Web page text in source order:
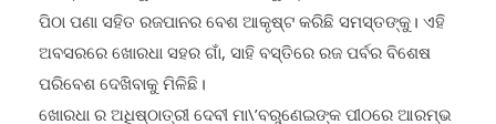
ସମସ୍ତେ ବେଶ ଧୁମଧାମରେ ପାଳନ କରୁଛନ୍ତି।
ପିଠା ପଣା ସହିତ ରଜପାନର ବେଶ ଆକୃଷ୍ଟ କରିଛି ସମସ୍ତଙ୍କୁ। ଏହି
ଅବସରରେ ଖୋରଧା ସହର ଗାଁ, ସାହି ବସ୍ତିରେ ରଜ ପର୍ବର ବିଶେଷ
ପରିବେଶ ଦେଖିବାକୁ ମିଳିଛି।